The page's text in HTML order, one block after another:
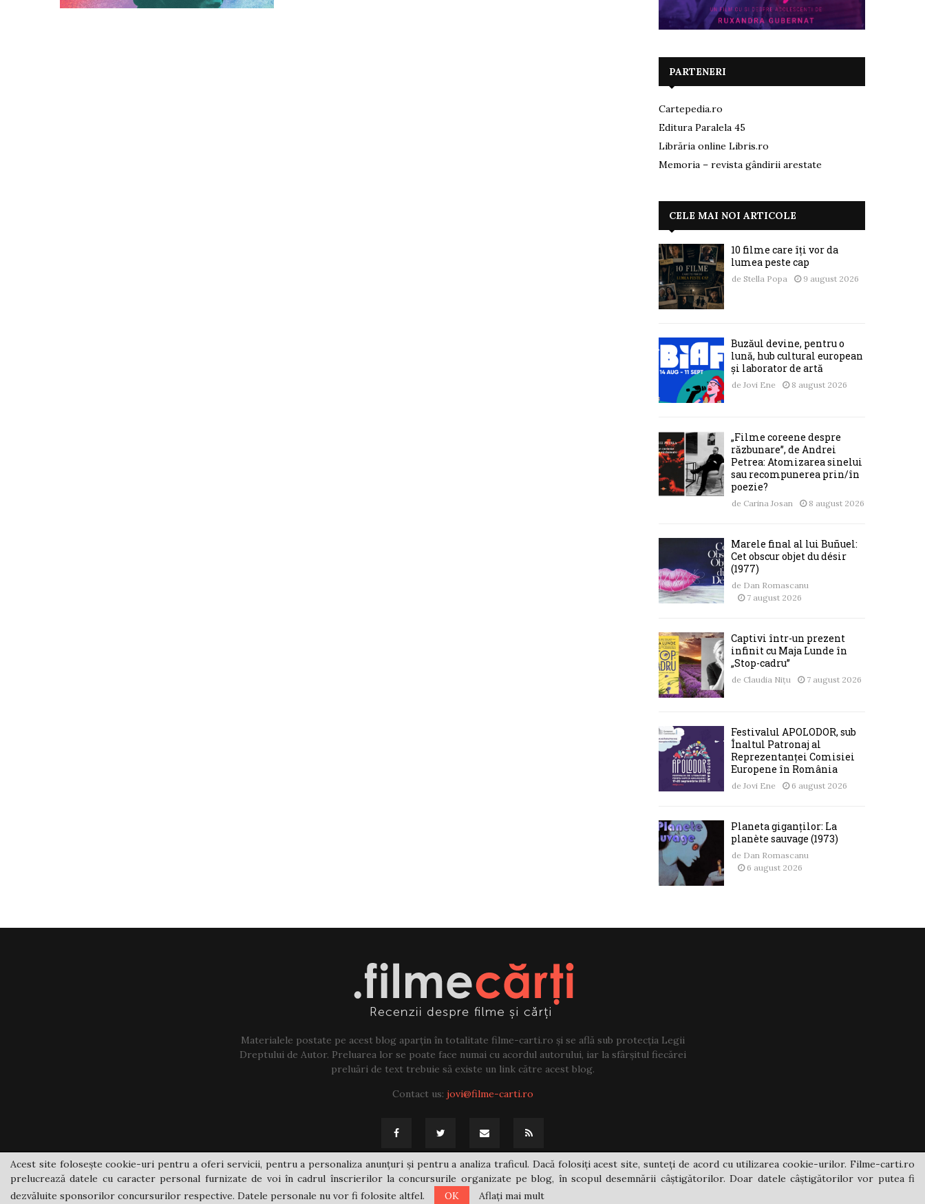
PARTENERI
Cartepedia.ro
Editura Paralela 45
Librăria online Libris.ro
Memoria – revista gândirii arestate
CELE MAI NOI ARTICOLE
10 filme care îți vor da
lumea peste cap
de Stella Popa 9 august 2026
Buzăul devine, pentru o
lună, hub cultural european
și laborator de artă
de Jovi Ene 8 august 2026
„Filme coreene despre
răzbunare”, de Andrei
Petrea: Atomizarea sinelui
sau recompunerea prin/în
poezie?
de Carina Josan 8 august 2026
Marele final al lui Buñuel:
Cet obscur objet du désir
(1977)
de Dan Romascanu
7 august 2026
Captivi într-un prezent
infinit cu Maja Lunde în
„Stop-cadru”
de Claudia Nițu 7 august 2026
Festivalul APOLODOR, sub
Înaltul Patronaj al
Reprezentanței Comisiei
Europene în România
de Jovi Ene 6 august 2026
Planeta giganților: La
planète sauvage (1973)
de Dan Romascanu
6 august 2026
Materialele postate pe acest blog aparțin în totalitate filme-carti.ro și se află sub protecția Legii
Dreptului de Autor. Preluarea lor se poate face numai cu acordul autorului, iar la sfârșitul fiecărei
preluări de text trebuie să existe un link către acest blog.
Contact us: jovi@filme-carti.ro
@2021 - filme-carti.ro
Acest site folosește cookie-uri pentru a oferi servicii, pentru a personaliza anunțuri și pentru a analiza traficul. Dacă folosiți acest site, sunteți de acord cu utilizarea cookie-urilor. Filme-carti.ro
prelucrează datele cu caracter personal furnizate de voi în cadrul înscrierilor la concursurile organizate pe blog, în scopul desemnării câștigătorilor. Doar datele câștigătorilor vor putea fi
dezvăluite sponsorilor concursurilor respective. Datele personale nu vor fi folosite altfel.
OK Aflați mai mult